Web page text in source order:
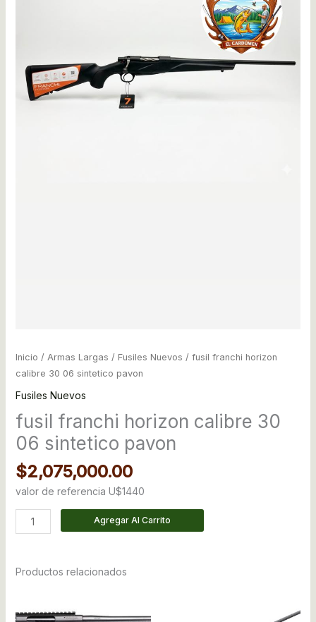
Inicio / Armas Largas / Fusiles Nuevos / fusil franchi horizon
calibre 30 06 sintetico pavon
Fusiles Nuevos
fusil franchi horizon calibre 30
06 sintetico pavon
$2,075,000.00
valor de referencia U$1440
Agregar Al Carrito
Productos relacionados